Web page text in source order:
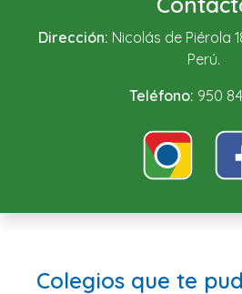
Dirección: Nicolás de Piérola
Perú.
Teléfono: 950
Colegios que te